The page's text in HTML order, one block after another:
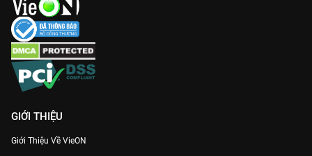
GIỚI THIỆU
Giới Thiệu Về VieON